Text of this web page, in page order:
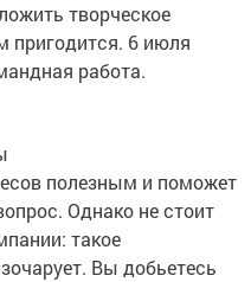
творческое
пригодится. 6 июля
работа.
полезным и поможет
Однако не стоит
такое
Вы добьетесь